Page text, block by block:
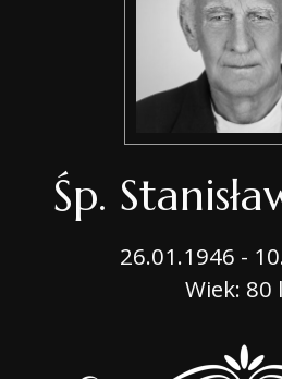
Śp.
26.01.1946 -
Wiek: 80